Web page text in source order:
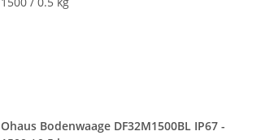
Ohaus Bodenwaage DF32M1500BL IP67 -